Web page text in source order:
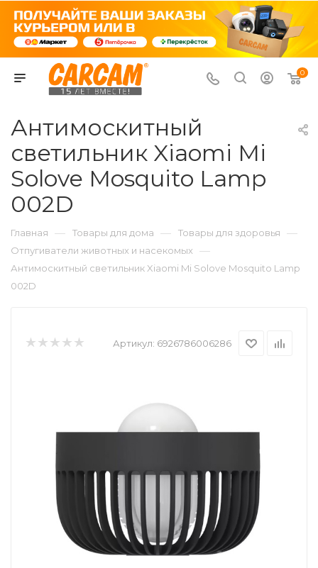
0
Антимоскитный
светильник Xiaomi Mi
Solove Mosquito Lamp
002D
Главная — Товары для дома — Товары для здоровья —
Отпугиватели животных и насекомых —
Антимоскитный светильник Xiaomi Mi Solove Mosquito Lamp
002D
Артикул: 6926786006286